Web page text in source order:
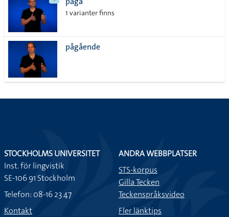
1 varianter finns
pågående
STOCKHOLMS UNIVERSITET
Inst. för lingvistik
SE-106 91 Stockholm
Telefon: 08-16 23 47
Kontakt
ANDRA WEBBPLATSER
STS-korpus
Gilla Tecken
Teckenspråksvideo
Fler länktips